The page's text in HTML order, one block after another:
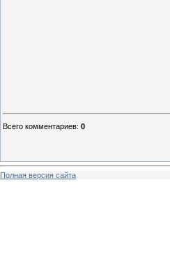
Всего комментариев: 0
Полная версия сайта